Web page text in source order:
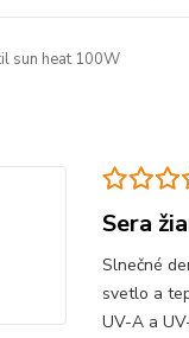
sun heat 100W
Sera
Slnečné
svetlo a
UV-A a